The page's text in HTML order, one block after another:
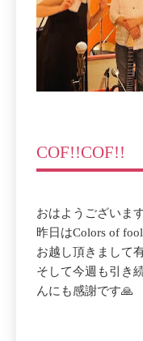
COF!!COF!!
おはようございます
昨日はColors of
お越し頂きまして
そして今週も引き
んにも感謝です🙏